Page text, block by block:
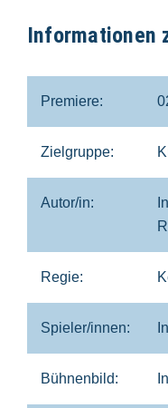
Informationen
Premiere:
Zielgruppe:
Autor/in:
Regie:
Spieler/innen:
Bühnenbild: